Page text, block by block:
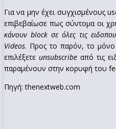
Για να μην έχει συγχισμένους
επιβεβαίωσε πως σύντομα οι
κάνουν block σε όλες τις
Videos. Προς το παρόν, το μόνο
επιλέξετεunsubscribe από τις
παραμένουν στην κορυφή του
Πηγή: thenextweb.com